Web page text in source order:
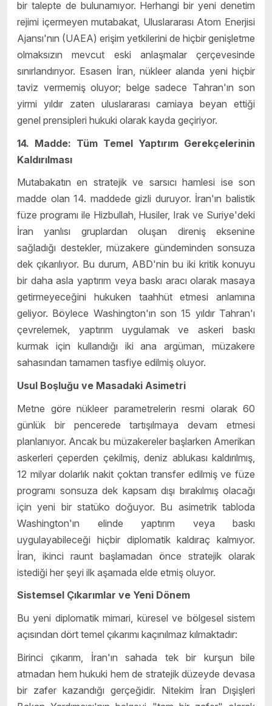
bir talepte de bulunamıyor. Herhangi bir yeni denetim
rejimi içermeyen mutabakat, Uluslararası Atom Enerjisi
Ajansı'nın (UAEA) erişim yetkilerini de hiçbir genişletme
olmaksızın mevcut eski anlaşmalar çerçevesinde
sınırlandırıyor. Esasen İran, nükleer alanda yeni hiçbir
taviz vermemiş oluyor; belge sadece Tahran'ın son
yirmi yıldır zaten uluslararası camiaya beyan ettiği
genel prensipleri hukuki olarak kayda geçiriyor.
14. Madde: Tüm Temel Yaptırım Gerekçelerinin
Kaldırılması
Mutabakatın en stratejik ve sarsıcı hamlesi ise son
madde olan 14. maddede gizli duruyor. İran'ın balistik
füze programı ile Hizbullah, Husiler, Irak ve Suriye'deki
İran yanlısı gruplardan oluşan direniş eksenine
sağladığı destekler, müzakere gündeminden sonsuza
dek çıkarılıyor. Bu durum, ABD'nin bu iki kritik konuyu
bir daha asla yaptırım veya baskı aracı olarak masaya
getirmeyeceğini hukuken taahhüt etmesi anlamına
geliyor. Böylece Washington'ın son 15 yıldır Tahran'ı
çevrelemek, yaptırım uygulamak ve askeri baskı
kurmak için kullandığı iki ana argüman, müzakere
sahasından tamamen tasfiye edilmiş oluyor.
Usul Boşluğu ve Masadaki Asimetri
Metne göre nükleer parametrelerin resmi olarak 60
günlük bir pencerede tartışılmaya devam etmesi
planlanıyor. Ancak bu müzakereler başlarken Amerikan
askerleri çeperden çekilmiş, deniz ablukası kaldırılmış,
12 milyar dolarlık nakit çoktan transfer edilmiş ve füze
programı sonsuza dek kapsam dışı bırakılmış olacağı
için yeni bir statüko doğuyor. Bu asimetrik tabloda
Washington'ın elinde yaptırım veya baskı
uygulayabileceği hiçbir diplomatik kaldıraç kalmıyor.
İran, ikinci raunt başlamadan önce stratejik olarak
istediği her şeyi ilk aşamada elde etmiş oluyor.
Sistemsel Çıkarımlar ve Yeni Dönem
Bu yeni diplomatik mimari, küresel ve bölgesel sistem
açısından dört temel çıkarımı kaçınılmaz kılmaktadır:
Birinci çıkarım, İran'ın sahada tek bir kurşun bile
atmadan hem hukuki hem de stratejik düzeyde devasa
bir zafer kazandığı gerçeğidir. Nitekim İran Dışişleri